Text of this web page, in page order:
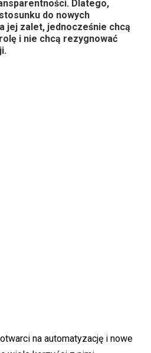
Dlatego,
do nowych
jej zalet, jednocześnie chcą
i nie chcą rezygnować
na automatyzację i nowe